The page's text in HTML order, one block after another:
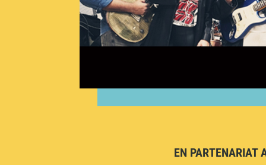
EN PARTENARIAT